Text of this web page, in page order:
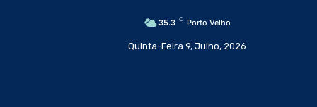
35.3 C Porto Velho
Quinta-Feira 9, Julho, 2026